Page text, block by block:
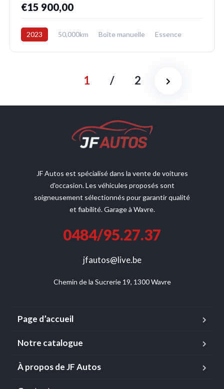
€15 900,00
2023 50,000km Boîte manuelle
Essence
1 / 2
JF Autos est spécialisé dans la vente de voitures
d'occasion. Les véhicules proposés sont
soigneusement sélectionnés pour garantir qualité
et fiabilité. Garage à Wavre.
0484/95.27.37
jfautos@live.be
Chemin de la Sucrerie 19, 1300 Wavre
Page d’accueil
Notre catalogue
À propos de JF Autos